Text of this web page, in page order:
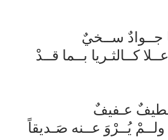
جــوادٌ ســخيٌ
بــما قــدْ
عـفيفٌ
عــنه صَـديقاً